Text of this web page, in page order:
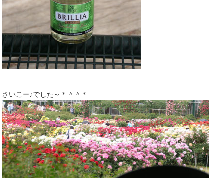
さいこー♪でした～＊＾＾＊